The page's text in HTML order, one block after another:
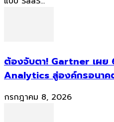
ต้องจับตา! Gartner เผย
Analytics สู่องค์กรอนาค
กรกฎาคม 8, 2026